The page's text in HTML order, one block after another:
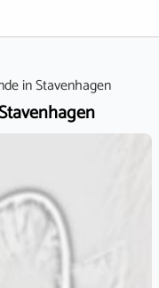
inStavenhagen